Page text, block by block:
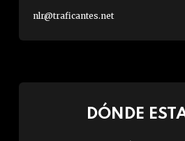
nlr@traficantes.net
DÓNDE